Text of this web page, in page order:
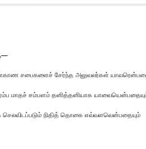
சபைகளைச் சேர்ந்த அலுவலர்கள்
மாதச் சம்பளம் தனித்தனியாக
நிதித் தொகை எவ்வளவென்பதையும்